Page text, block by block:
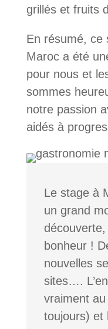
grillés et fruits
En résumé, ce
Maroc a été
pour nous et
sommes
notre passion
aidés à
Le stage à
un grand
bonheur !
nouvelles
sites….
vraiment
toujours) et